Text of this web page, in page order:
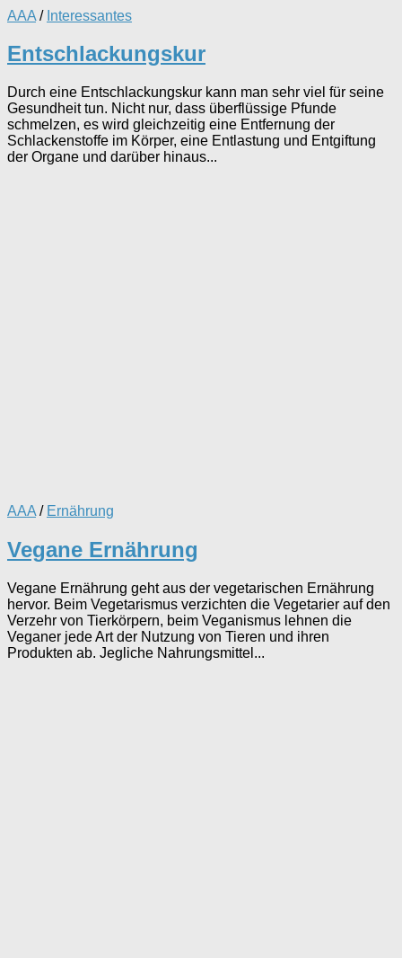
AAA / Interessantes
Entschlackungskur
Durch eine Entschlackungskur kann man sehr viel für seine
Gesundheit tun. Nicht nur, dass überflüssige Pfunde
schmelzen, es wird gleichzeitig eine Entfernung der
Schlackenstoffe im Körper, eine Entlastung und Entgiftung
der Organe und darüber hinaus...
AAA / Ernährung
Vegane Ernährung
Vegane Ernährung geht aus der vegetarischen Ernährung
hervor. Beim Vegetarismus verzichten die Vegetarier auf den
Verzehr von Tierkörpern, beim Veganismus lehnen die
Veganer jede Art der Nutzung von Tieren und ihren
Produkten ab. Jegliche Nahrungsmittel...